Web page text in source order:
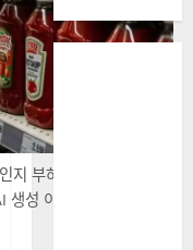
지 부하를 가중시켜 최종
성 이미지)